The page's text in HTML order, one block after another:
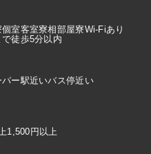
個室客室寮相部屋寮Wi-Fiあり
で徒歩5分以内
パー駅近いバス停近い
1,500円以上